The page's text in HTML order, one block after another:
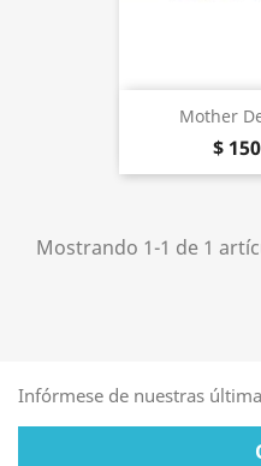
Mother
$
Mostrando 1-1 de 1
Infórmese de nuestras